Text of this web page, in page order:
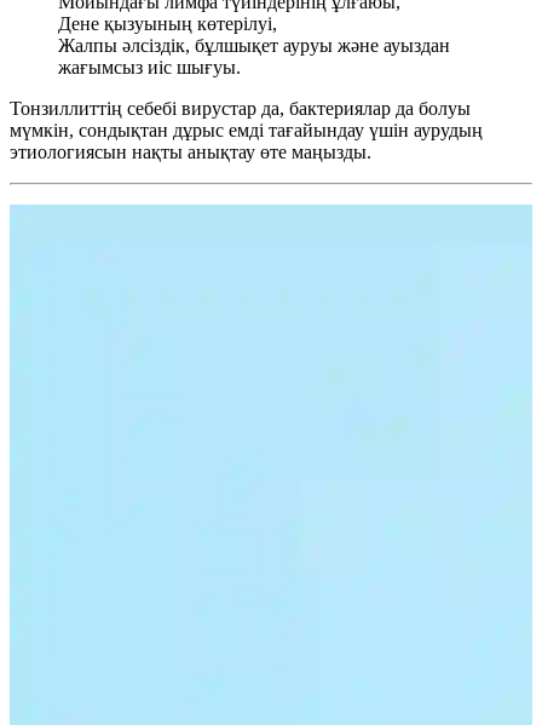
Дене қызуының көтерілуі,
Жалпы әлсіздік, бұлшықет ауруы және ауыздан
жағымсыз иіс шығуы.
Тонзиллиттің себебі вирустар да, бактериялар да болуы
мүмкін, сондықтан дұрыс емді тағайындау үшін аурудың
этиологиясын нақты анықтау өте маңызды.